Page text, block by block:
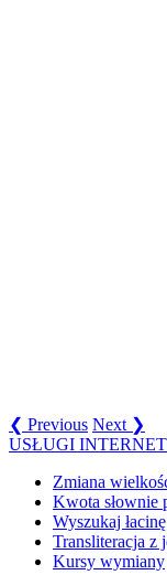
❮ Previous Next ❯
USŁUGI
Zmiana
Kwota słownie
Wyszukaj
Transliteracja z
Kursy wymiany